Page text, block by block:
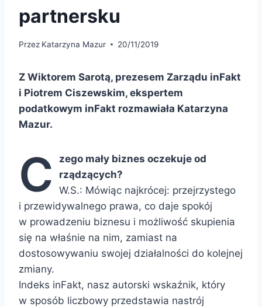
partnersku
Przez Katarzyna Mazur 20/11/2019
Z Wiktorem Sarotą, prezesem Zarządu inFakt
i Piotrem Ciszewskim, ekspertem
podatkowym inFakt rozmawiała Katarzyna
Mazur.
C
zego mały biznes oczekuje od
rządzących?
W.S.: Mówiąc najkrócej: przejrzystego
i przewidywalnego prawa, co daje spokój
w prowadzeniu biznesu i możliwość skupienia
się na właśnie na nim, zamiast na
dostosowywaniu swojej działalności do kolejnej
zmiany.
Indeks inFakt, nasz autorski wskaźnik, który
w sposób liczbowy przedstawia nastrój